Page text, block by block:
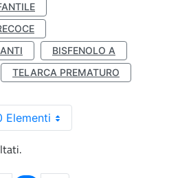
BISFENOLO A
TELARCA PREMATURO
Elementi